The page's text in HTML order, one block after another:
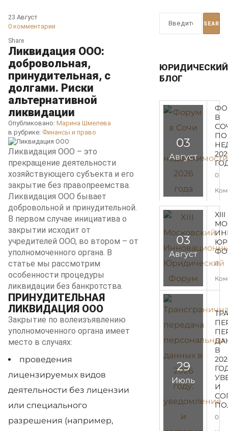
23 Август
0 комментарии
Share
Ликвидация ООО:
добровольная,
принудительная, с
долгами. Риски
альтернативной
ликвидации
Опубликовано: Марина Шмелева
в рубрике: Финансы и право
Ликвидация ООО – это
прекращение деятельности
хозяйствующего субъекта и его
закрытие без правопреемства.
Ликвидация ООО бывает
добровольной и принудительной.
В первом случае инициатива о
закрытии исходит от
учредителей ООО, во втором – от
уполномоченного органа. В
статье мы рассмотрим
особенности процедуры
ликвидации без банкротства.
ПРИНУДИТЕЛЬНАЯ
ЛИКВИДАЦИЯ ООО
Закрытие по волеизъявлению
уполномоченного органа имеет
место в случаях:
проведения
лицензируемых видов
деятельности без лицензии
или специального
разрешения (например,
ЮРИДИЧЕСКИЙ
БЛОГ
03
Август
В
ПО
0
03
Август
XIII
0
29
Июль
В
И
0